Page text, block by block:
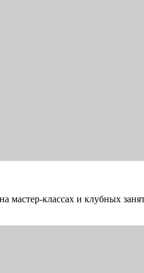
мастер-классах и клубных